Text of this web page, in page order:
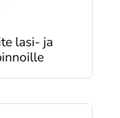
lasi- ja